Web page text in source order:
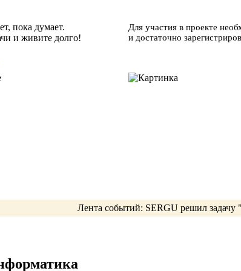
пока думает.
и живите долго!
Для участия в проекте
и достаточно
Лента событий: SERGUрешил задачу